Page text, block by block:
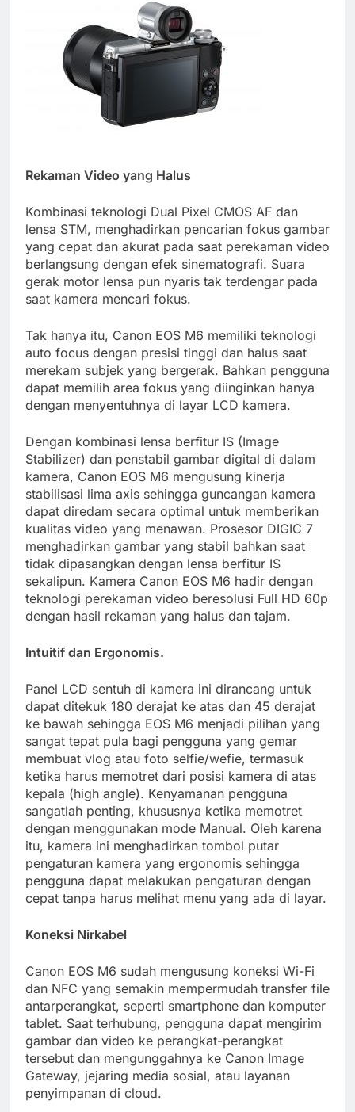
Rekaman Video yang Halus
Kombinasi teknologi Dual Pixel CMOS AF dan
lensa STM, menghadirkan pencarian fokus gambar
yang cepat dan akurat pada saat perekaman video
berlangsung dengan efek sinematografi. Suara
gerak motor lensa pun nyaris tak terdengar pada
saat kamera mencari fokus.
Tak hanya itu, Canon EOS M6 memiliki teknologi
auto focus dengan presisi tinggi dan halus saat
merekam subjek yang bergerak. Bahkan pengguna
dapat memilih area fokus yang diinginkan hanya
dengan menyentuhnya di layar LCD kamera.
Dengan kombinasi lensa berfitur IS (Image
Stabilizer) dan penstabil gambar digital di dalam
kamera, Canon EOS M6 mengusung kinerja
stabilisasi lima axis sehingga guncangan kamera
dapat diredam secara optimal untuk memberikan
kualitas video yang menawan. Prosesor DIGIC 7
menghadirkan gambar yang stabil bahkan saat
tidak dipasangkan dengan lensa berfitur IS
sekalipun. Kamera Canon EOS M6 hadir dengan
teknologi perekaman video beresolusi Full HD 60p
dengan hasil rekaman yang halus dan tajam.
Intuitif dan Ergonomis.
Panel LCD sentuh di kamera ini dirancang untuk
dapat ditekuk 180 derajat ke atas dan 45 derajat
ke bawah sehingga EOS M6 menjadi pilihan yang
sangat tepat pula bagi pengguna yang gemar
membuat vlog atau foto selfie/wefie, termasuk
ketika harus memotret dari posisi kamera di atas
kepala (high angle). Kenyamanan pengguna
sangatlah penting, khususnya ketika memotret
dengan menggunakan mode Manual. Oleh karena
itu, kamera ini menghadirkan tombol putar
pengaturan kamera yang ergonomis sehingga
pengguna dapat melakukan pengaturan dengan
cepat tanpa harus melihat menu yang ada di layar.
Koneksi Nirkabel
Canon EOS M6 sudah mengusung koneksi Wi-Fi
dan NFC yang semakin mempermudah transfer file
antarperangkat, seperti smartphone dan komputer
tablet. Saat terhubung, pengguna dapat mengirim
gambar dan video ke perangkat-perangkat
tersebut dan mengunggahnya ke Canon Image
Gateway, jejaring media sosial, atau layanan
penyimpanan di cloud.